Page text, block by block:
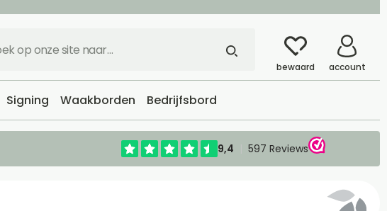
bewaard account
Signing Waakborden Bedrijfsbord